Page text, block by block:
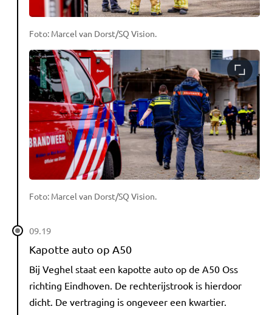
Foto: Marcel van Dorst/SQ Vision.
Foto: Marcel van Dorst/SQ Vision.
09.19
Kapotte auto op A50
Bij Veghel staat een kapotte auto op de A50 Oss
richting Eindhoven. De rechterijstrook is hierdoor
dicht. De vertraging is ongeveer een kwartier.